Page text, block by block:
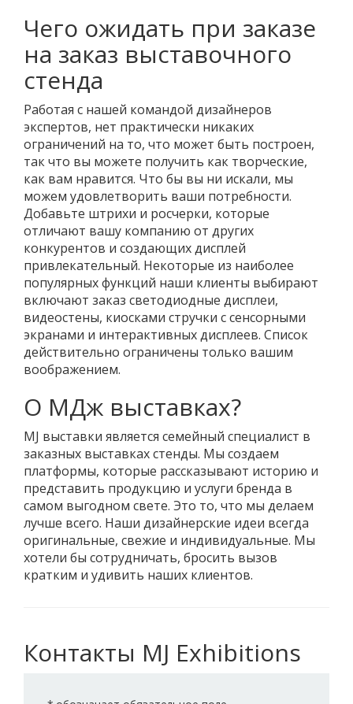
Чего ожидать при заказе
на заказ выставочного
стенда
Работая с нашей командой дизайнеров
экспертов, нет практически никаких
ограничений на то, что может быть построен,
так что вы можете получить как творческие,
как вам нравится. Что бы вы ни искали, мы
можем удовлетворить ваши потребности.
Добавьте штрихи и росчерки, которые
отличают вашу компанию от других
конкурентов и создающих дисплей
привлекательный. Некоторые из наиболее
популярных функций наши клиенты выбирают
включают заказ светодиодные дисплеи,
видеостены, киосками стручки с сенсорными
экранами и интерактивных дисплеев. Список
действительно ограничены только вашим
воображением.
О МДж выставках?
MJ выставки является семейный специалист в
заказных выставках стенды. Мы создаем
платформы, которые рассказывают историю и
представить продукцию и услуги бренда в
самом выгодном свете. Это то, что мы делаем
лучше всего. Наши дизайнерские идеи всегда
оригинальные, свежие и индивидуальные. Мы
хотели бы сотрудничать, бросить вызов
кратким и удивить наших клиентов.
Контакты MJ Exhibitions